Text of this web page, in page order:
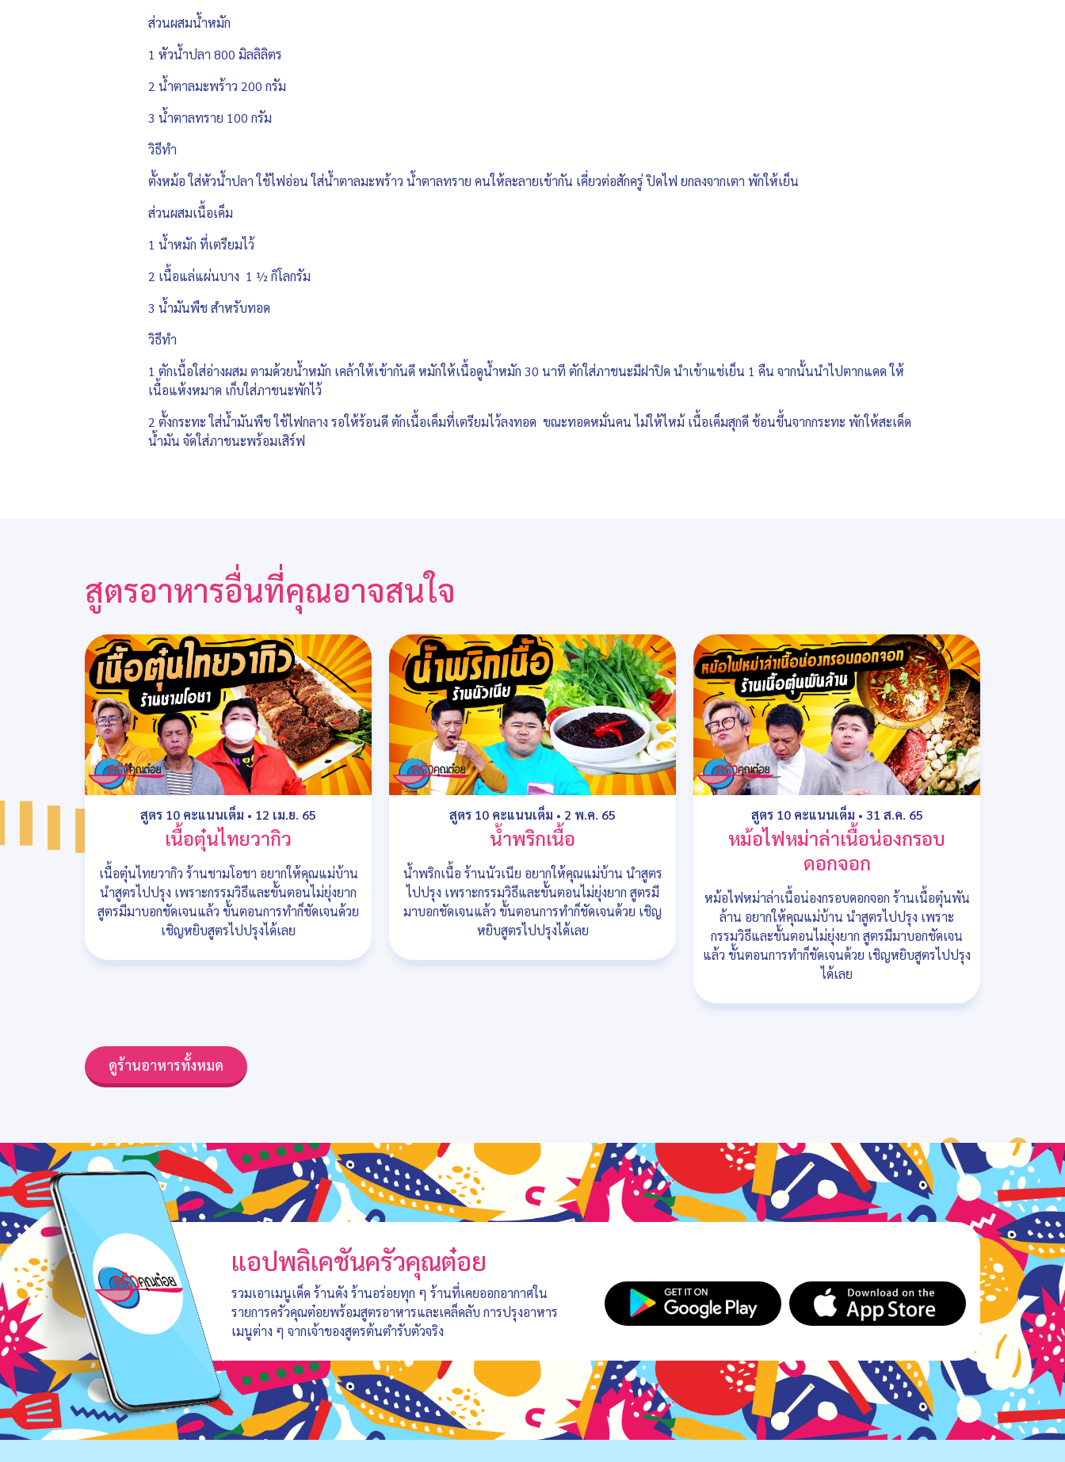
ส่วนผสมน้ำหมัก
1 หัวน้ำปลา 800 มิลลิลิตร
2 น้ำตาลมะพร้าว 200 กรัม
3 น้ำตาลทราย 100 กรัม
วิธีทำ
ตั้งหม้อ ใส่หัวน้ำปลา ใช้ไฟอ่อน ใส่น้ำตาลมะพร้าว น้ำตาลทราย คนให้ละลายเข้ากัน เคี่ยวต่อสักครู่ ปิดไฟ ยกลงจากเตา พักให้เย็น
ส่วนผสมเนื้อเค็ม
1 น้ำหมัก ที่เตรียมไว้
2 เนื้อแล่แผ่นบาง 1 ½ กิโลกรัม
3 น้ำมันพืช สำหรับทอด
วิธีทำ
1 ตักเนื้อใส่อ่างผสม ตามด้วยน้ำหมัก เคล้าให้เข้ากันดี หมักให้เนื้อดูน้ำหมัก 30 นาที ตักใส่ภาชนะมีฝาปิด นำเข้าแช่เย็น 1 คืน จากนั้นนำไปตากแดด ให้
เนื้อแห้งหมาด เก็บใส่ภาชนะพักไว้
2 ตั้งกระทะ ใส่น้ำมันพืช ใช้ไฟกลาง รอให้ร้อนดี ตักเนื้อเค็มที่เตรียมไว้ลงทอด ขณะทอดหมั่นคน ไม่ให้ไหม้ เนื้อเค็มสุกดี ช้อนขึ้นจากกระทะ พักให้สะเด็ด
น้ำมัน จัดใส่ภาชนะพร้อมเสิร์ฟ
สูตรอาหารอื่นที่คุณอาจสนใจ
สูตร 10 คะแนนเต็ม • 12 เม.ย. 65
เนื้อตุ๋นไทยวากิว
เนื้อตุ๋นไทยวากิว ร้านชามโอชา อยากให้คุณแม่บ้าน
นำสูตรไปปรุง เพราะกรรมวิธีและขั้นตอนไม่ยุ่งยาก
สูตรมีมาบอกชัดเจนแล้ว ขั้นตอนการทำก็ชัดเจนด้วย
เชิญหยิบสูตรไปปรุงได้เลย
สูตร 10 คะแนนเต็ม • 2 พ.ค. 65
น้ำพริกเนื้อ
น้ำพริกเนื้อ ร้านนัวเนีย อยากให้คุณแม่บ้าน นำสูตร
ไปปรุง เพราะกรรมวิธีและขั้นตอนไม่ยุ่งยาก สูตรมี
มาบอกชัดเจนแล้ว ขั้นตอนการทำก็ชัดเจนด้วย เชิญ
หยิบสูตรไปปรุงได้เลย
สูตร 10 คะแนนเต็ม • 31 ส.ค. 65
หม้อไฟหม่าล่าเนื้อน่องกรอบ
ดอกจอก
หม้อไฟหม่าล่าเนื้อน่องกรอบดอกจอก ร้านเนื้อตุ๋นพัน
ล้าน อยากให้คุณแม่บ้าน นำสูตรไปปรุง เพราะ
กรรมวิธีและขั้นตอนไม่ยุ่งยาก สูตรมีมาบอกชัดเจน
แล้ว ขั้นตอนการทำก็ชัดเจนด้วย เชิญหยิบสูตรไปปรุง
ได้เลย
ดูร้านอาหารทั้งหมด
แอปพลิเคชันครัวคุณต๋อย
รวมเอาเมนูเด็ด ร้านดัง ร้านอร่อยทุก ๆ ร้านที่เคยออกอากาศใน
รายการครัวคุณต๋อยพร้อมสูตรอาหารและเคล็ดลับ การปรุงอาหาร
เมนูต่าง ๆ จากเจ้าของสูตรต้นตำรับตัวจริง